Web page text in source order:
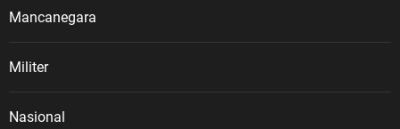
Mancanegara
Militer
Nasional